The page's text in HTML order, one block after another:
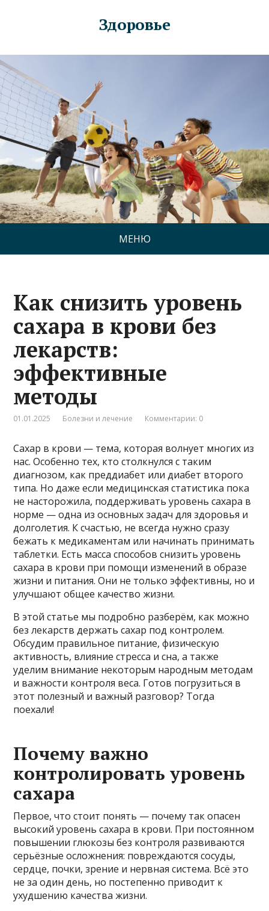
Здоровье
МЕНЮ
Как снизить уровень
сахара в крови без
лекарств:
эффективные
методы
01.01.2025 Болезни и лечение Комментарии: 0
Сахар в крови — тема, которая волнует многих из
нас. Особенно тех, кто столкнулся с таким
диагнозом, как преддиабет или диабет второго
типа. Но даже если медицинская статистика пока
не насторожила, поддерживать уровень сахара в
норме — одна из основных задач для здоровья и
долголетия. К счастью, не всегда нужно сразу
бежать к медикаментам или начинать принимать
таблетки. Есть масса способов снизить уровень
сахара в крови при помощи изменений в образе
жизни и питания. Они не только эффективны, но и
улучшают общее качество жизни.
В этой статье мы подробно разберём, как можно
без лекарств держать сахар под контролем.
Обсудим правильное питание, физическую
активность, влияние стресса и сна, а также
уделим внимание некоторым народным методам
и важности контроля веса. Готов погрузиться в
этот полезный и важный разговор? Тогда
поехали!
Почему важно
контролировать уровень
сахара
Первое, что стоит понять — почему так опасен
высокий уровень сахара в крови. При постоянном
повышении глюкозы без контроля развиваются
серьёзные осложнения: повреждаются сосуды,
сердце, почки, зрение и нервная система. Всё это
не за один день, но постепенно приводит к
ухудшению качества жизни.